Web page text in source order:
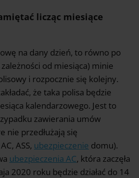
licząc miesiące
na dany dzień, to równo po
od miesiąca) minie
i rozpocznie się kolejny.
że taka polisa będzie
kalendarzowego. Jest to
zawierania umów
nie przedłużają się
ASS, ubezpieczenie domu).
ubezpieczenia AC, która zaczęła
2020 roku będzie działać do 14